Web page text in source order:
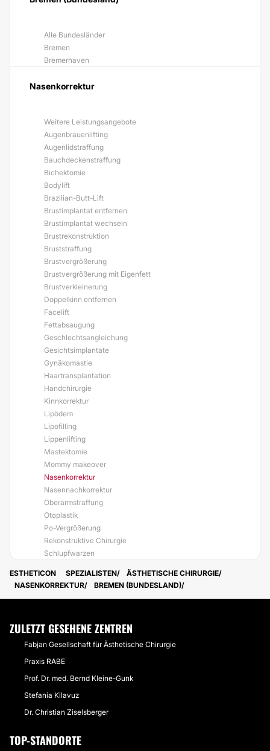
Alle Bundesländer
Bremen
Bremerhaven
Nasenkorrektur
Weitere Leistungsangebote
Augenbrauenlifting
Augenlidstraffung
Bauchdeckenstraffung
Bichektomie
Bodylift
Brazilian-Butt-Lift
Brustimplantat entfernen
Brustimplantat wechseln
Brustrekonstruktion
Bruststraffung
Brustvergrößerung
Brustvergrößerung mit Eigenfett
Brustverkleinerung
Doppelkinn entfernen
Facelift
Fettabsaugung
Geschlechtsangleichung
Gesichtsimplantate
Gynäkomastie
Haartransplantation
Handchirurgie
Kinnkorrektur
Lipödem
Lipofilling
Lippenlifting
Mastektomie
Mommy makeover
Nasenkorrektur
Nasennachkorrektur
Oberarmstraffung
Otoplastik
Po-Vergrößerung
Rekonstruktive Chirurgie
Schlupfwarzen
ESTHETICON SPEZIALISTEN
ÄSTHETISCHE CHIRURGIE
NASENKORREKTUR
BREMEN (BUNDESLAND)
ZULETZT GESEHENE ZENTREN
Fabjan Gesellschaft für Ästhetische Chirurgie
Praxis RABE
Prof. Dr. med. Bernd Kleine-Gunk
Stefania Kilavuz
Dr. Christian Ziselsberger
TOP-STANDORTE